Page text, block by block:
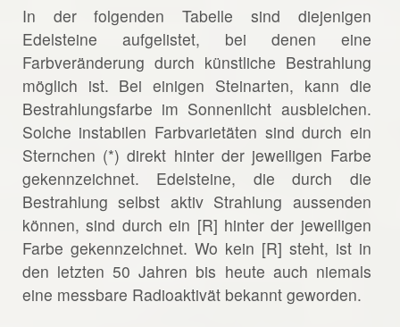
In der folgenden Tabelle sind diejenigen
Edelsteine aufgelistet, bei denen eine
Farbveränderung durch künstliche Bestrahlung
möglich ist. Bei einigen Steinarten, kann die
Bestrahlungsfarbe im Sonnenlicht ausbleichen.
Solche instabilen Farbvarietäten sind durch ein
Sternchen (*) direkt hinter der jeweiligen Farbe
gekennzeichnet. Edelsteine, die durch die
Bestrahlung selbst aktiv Strahlung aussenden
können, sind durch ein [R] hinter der jeweiligen
Farbe gekennzeichnet. Wo kein [R] steht, ist in
den letzten 50 Jahren bis heute auch niemals
eine messbare Radioaktivät bekannt geworden.